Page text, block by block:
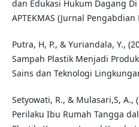
dan Edukasi Hukum Dagang
APTEKMAS (Jurnal
Putra, H, P., & Yuriandala, Y.,
Sampah Plastik Menjadi
Sains dan Teknologi
Setyowati, R., & Mulasari,S, A.,
Perilaku Ibu Rumah Tangga